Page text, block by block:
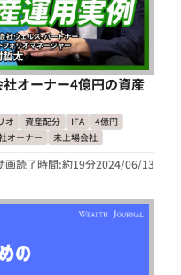
オーナー4億円の資産
オ 資産配分 IFA
4億円
オーナー 未上場会社
画読了時間:約19分2024/06/13